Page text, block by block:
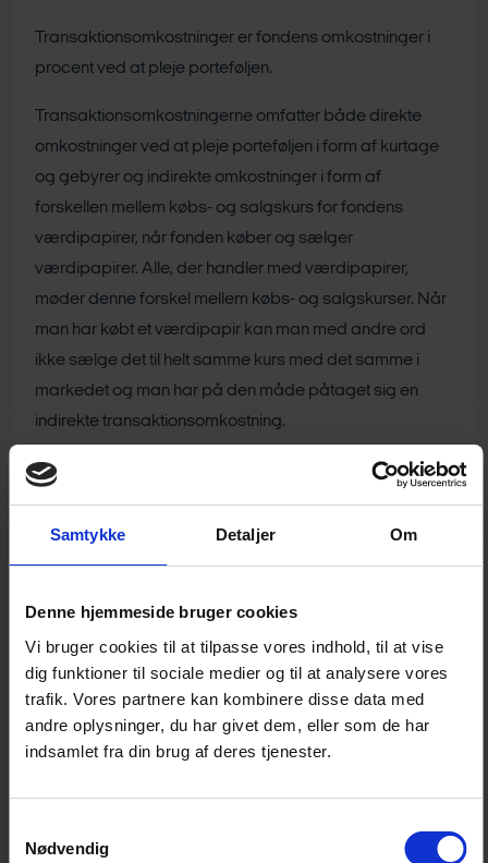
Samtykke Detaljer Om
Denne hjemmeside bruger cookies
Vi bruger cookies til at tilpasse vores indhold, til at vise
dig funktioner til sociale medier og til at analysere vores
trafik. Vores partnere kan kombinere disse data med
andre oplysninger, du har givet dem, eller som de har
indsamlet fra din brug af deres tjenester.
Nødvendig
Transaktionsomkostninger er fondens omkostninger i
procent ved at pleje porteføljen.
Transaktionsomkostningerne omfatter både direkte
omkostninger ved at pleje porteføljen i form af kurtage
og gebyrer og indirekte omkostninger i form af
forskellen mellem købs- og salgskurs for fondens
værdipapirer, når fonden køber og sælger
værdipapirer. Alle, der handler med værdipapirer,
møder denne forskel mellem købs- og salgskurser. Når
man har købt et værdipapir kan man med andre ord
ikke sælge det til helt samme kurs med det samme i
markedet og man har på den måde påtaget sig en
indirekte transaktionsomkostning.
Resultatgebyrer
af fondens resultat efter at administrationsomkostninger
Resultatgebyrets størrelse er altså afhængig af, hvor
godt fonden klarer sig.
Administrationsomkostninger,
transaktionsomkostninger
og eventuelle resultatgebyrer er trukket fra, før
investorernes afkast og udbytter gøres op.
Tillæg og fradrag for engangsomkostninger ved